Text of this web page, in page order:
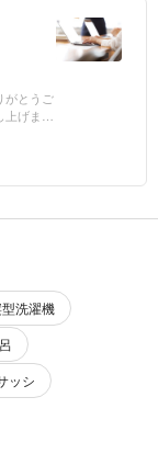
がとうご
げま
洗濯機
ッシ